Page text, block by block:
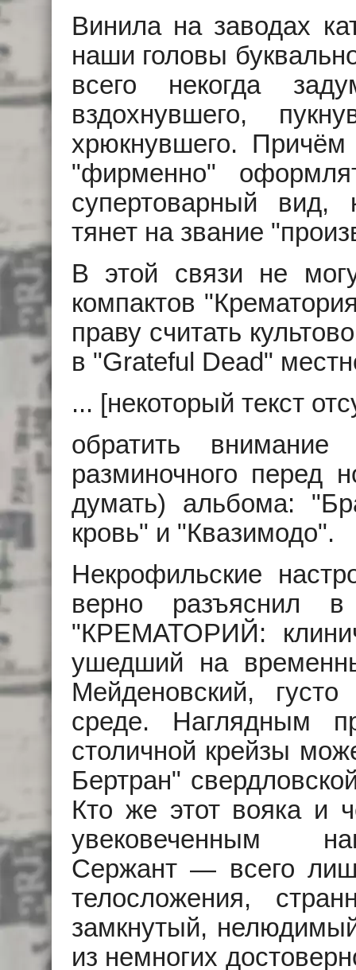
Винила на заводах
наши головы
всего некогда
вздохнувшего,
хрюкнувшего.
"фирменно"
супертоварный вид,
тянет на звание
В этой связи не
компактов
праву считать
в "Grateful Dead"
... [некоторый текст
обратить
разминочного перед
думать) альбома:
кровь" и "Квазимодо".
Некрофильские
верно разъяснил в
"КРЕМАТОРИЙ:
ушедший на
Мейденовский,
среде. Наглядным
столичной крейзы
Бертран"
Кто же этот вояка и
увековеченным
Сержант — всего
телосложения,
замкнутый,
из немногих